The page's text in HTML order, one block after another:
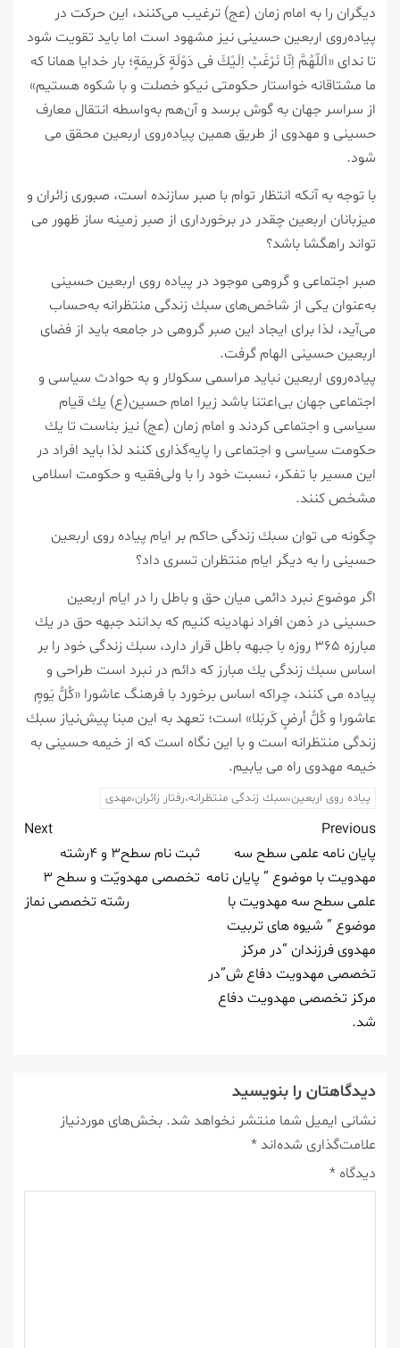
دیگران را به امام زمان (عج) ترغیب می‌كنند، این حركت در
پیاده‌روی اربعین حسینی نیز مشهود است اما باید تقویت شود
تا ندای «اَللّهُمَّ اِنّا نَرْغَبُ اِلَیْكَ فى دَوْلَةٍ كَریمَةٍ؛ بار خدايا همانا كه
ما مشتاقانه خواستار حكومتی نیكو خصلت و با شكوه هستیم»
از سراسر جهان به گوش برسد و آن‌هم به‌واسطه انتقال معارف
حسینی و مهدوی از طریق همین پیاده‌روی اربعین محقق می
شود.
با توجه به آنكه انتظار توام با صبر سازنده است، صبوری زائران و
میزبانان اربعین چقدر در برخورداری از صبر زمینه ساز ظهور می
تواند راهگشا باشد؟
صبر اجتماعی و گروهی موجود در پیاده روی اربعین حسینی
به‌عنوان یكی از شاخص‌های سبك زندگی منتظرانه به‌حساب
می‌آید، لذا برای ایجاد این صبر گروهی در جامعه باید از فضای
اربعین حسینی الهام گرفت.
پیاده‌روی اربعین نباید مراسمی سكولار و به حوادث سیاسی و
اجتماعی جهان بی‌اعتنا باشد زیرا امام حسین(ع) یك قیام
سیاسی و اجتماعی كردند و امام زمان (عج) نیز بناست تا یك
حكومت سیاسی و اجتماعی را پایه‌گذاری كنند لذا باید افراد در
این مسیر با تفكر، نسبت خود را با ولی‌فقیه و حكومت اسلامی
مشخص كنند.
چگونه می توان سبك زندگی حاكم بر ایام پیاده روی اربعین
حسینی را به دیگر ایام منتظران تسری داد؟
اگر موضوع نبرد دائمی میان حق و باطل را در ایام اربعین
حسینی در ذهن افراد نهادینه كنیم كه بدانند جبهه حق در یك
مبارزه ۳۶۵ روزه با جبهه باطل قرار دارد، سبك زندگی خود را بر
اساس سبك زندگی یك مبارز كه دائم در نبرد است طراحی و
پیاده می كنند، چراكه اساس برخورد با فرهنگ عاشورا «كُلُّ یَومٍ
عاشورا و كُلُّ أرضٍ كَربَلا» است؛ تعهد به این مبنا پیش‌نیاز سبك
زندگی منتظرانه است و با این نگاه است كه از خیمه حسینی به
خیمه مهدوی راه می یابیم.
پیاده روی اربعین،سبك زندگی منتظرانه،رفتار زائران،مهدی
Previous
پایان نامه علمی سطح سه
مهدویت با موضوع ” پایان نامه
علمی سطح سه مهدویت با
موضوع ” شیوه های تربیت
مهدوی فرزندان “در مركز
تخصصی مهدویت دفاع ش”در
مركز تخصصی مهدویت دفاع
شد.
Next
ثبت نام سطح۳ و ۴رشته
تخصصی مهدویّت و سطح ۳
رشته تخصصی نماز
دیدگاهتان را بنویسید
نشانی ایمیل شما منتشر نخواهد شد. بخش‌های موردنیاز
علامت‌گذاری شده‌اند *
دیدگاه *